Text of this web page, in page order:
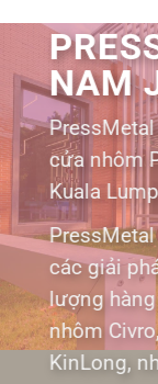
NAM
cửa nhôm
Kuala
các giải
lượng
nhôm
KinLong,